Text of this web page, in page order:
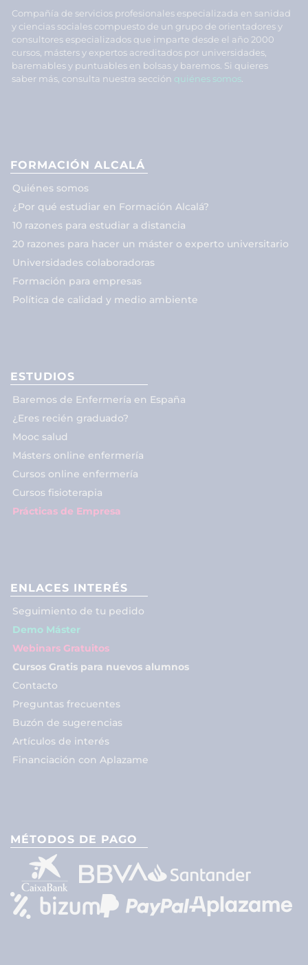
Compañía de servicios profesionales especializada en sanidad
y ciencias sociales compuesto de un grupo de orientadores y
consultores especializados que imparte desde el año 2000
cursos, másters y expertos acreditados por universidades,
baremables y puntuables en bolsas y baremos. Si quieres
saber más, consulta nuestra sección quiénes somos
FORMACIÓN ALCALÁ
Quiénes somos
¿Por qué estudiar en Formación Alcalá?
10 razones para estudiar a distancia
20 razones para hacer un máster o experto universitario
Universidades colaboradoras
Formación para empresas
Política de calidad y medio ambiente
ESTUDIOS
Baremos de Enfermería en España
¿Eres recién graduado?
Mooc salud
Másters online enfermería
Cursos online enfermería
Cursos fisioterapia
Prácticas de Empresa
ENLACES INTERÉS
Seguimiento de tu pedido
Demo Máster
Webinars Gratuitos
Cursos Gratis para nuevos alumnos
Contacto
Preguntas frecuentes
Buzón de sugerencias
Artículos de interés
Financiación con Aplazame
MÉTODOS DE PAGO